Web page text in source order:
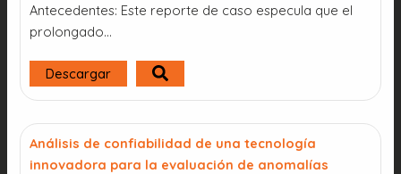
Antecedentes: Este reporte de caso especula que el
prolongado...
Descargar
Análisis de confiabilidad de una tecnología
innovadora para la evaluación de anomalías